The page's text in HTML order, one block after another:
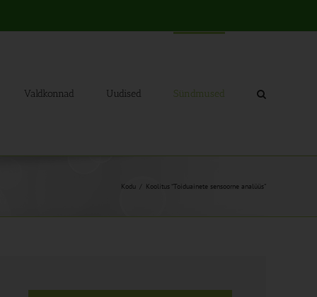
Valdkonnad Uudised Sündmused
Kodu Koolitus “Toiduainete sensoorne analüüs”